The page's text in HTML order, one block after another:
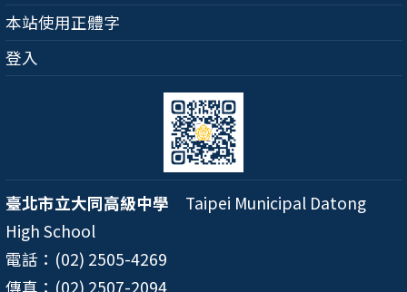
本站使用正體字
登入
臺北市立大同高級中學 Taipei Municipal Datong
High School
電話：(02) 2505-4269
傳真：(02) 2507-2094